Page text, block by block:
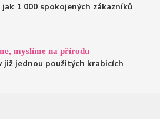
jak 1 000 spokojených zákazníků
myslíme na přírodu
již jednou použitých krabicích